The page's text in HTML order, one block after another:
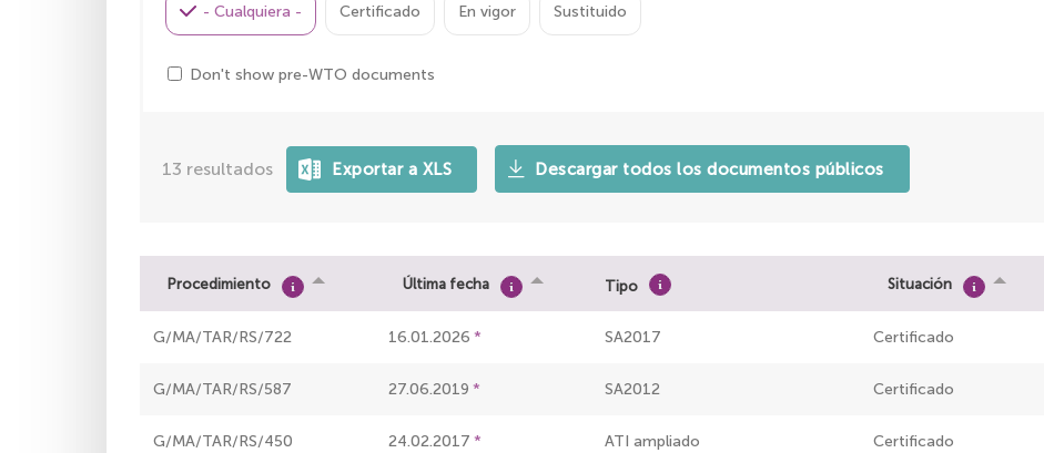
- Cualquiera - Certificado En vigor Sustituido
Don't show pre-WTO documents
13 resultados Descargar todos los documentos públicos
Procedimiento Última fecha Tipo Situación
G/MA/TAR/RS/722 16.01.2026 SA2017 Certificado
G/MA/TAR/RS/587 27.06.2019 SA2012 Certificado
G/MA/TAR/RS/450 24.02.2017 ATI ampliado Certificado